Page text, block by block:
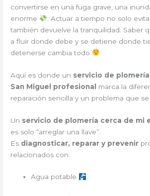
convertirse en una fuga grave, una
enorme
. Actuar a tiempo no solo
también devuelve la tranquilidad. Saber
a fluir donde debe y se detiene donde
detenerse cambia todo
Aquí es donde un servicio de
San Miguel profesional
marca la
reparación sencilla y un problema que
Un servicio de plomería cerca de mi
es solo “arreglar una llave”.
Es diagnosticar, reparar y prevenir
relacionados con:
Agua potable